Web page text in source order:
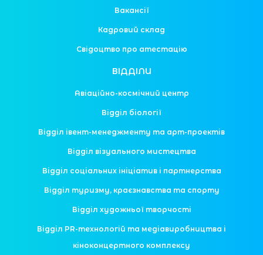
Вакансії
Кадровий склад
Свідоцтво про атестацію
ВІДДІЛИ
Авіаційно-космічний центр
Відділ біології
Відділ івент-менеджменту та арт-проектів
Відділ візуального мистецтва
Відділ соціальних ініціатив і партнерства
Відділ туризму, краєзнавства та спорту
Відділ художньої творчості
Відділ PR-технологій та медіавиробництва і
кіноконцертного комплексу